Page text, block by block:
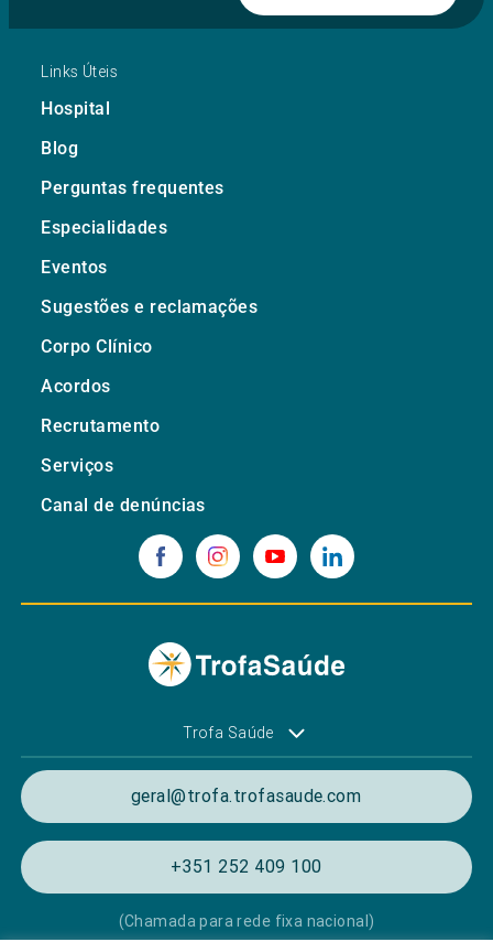
Links Úteis
Hospital
Blog
Perguntas frequentes
Especialidades
Eventos
Sugestões e reclamações
Corpo Clínico
Acordos
Recrutamento
Serviços
Canal de denúncias
Trofa Saúde
geral@trofa.trofasaude.com
+351 252 409 100
(Chamada para rede fixa nacional)